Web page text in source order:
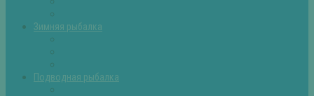
Зимняя рыбалка
Подводная рыбалка